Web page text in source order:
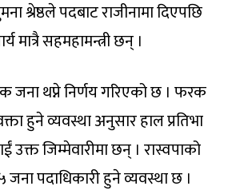
श्रेष्ठले पदबाट राजीनामा दिएपछि
मात्रै सहमहामन्त्री छन् ।
जना थप्ने निर्णय गरिएको छ । फरक
हुने व्यवस्था अनुसार हाल प्रतिभा
उक्त जिम्मेवारीमा छन् । रास्वपाको
पदाधिकारी हुने व्यवस्था छ ।